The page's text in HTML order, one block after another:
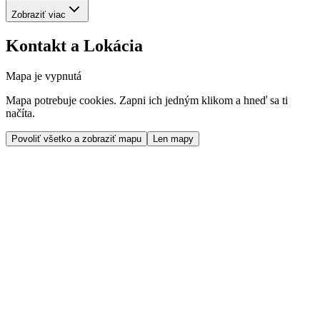
Zobraziť viac
Kontakt a Lokácia
Mapa je vypnutá
Mapa potrebuje cookies. Zapni ich jedným klikom a hneď sa ti
načíta.
Povoliť všetko a zobraziť mapu Len mapy